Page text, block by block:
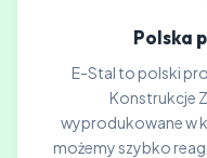
Polska
E-Stal to polski
Konstrukcje
wyprodukowane w
możemy szybko